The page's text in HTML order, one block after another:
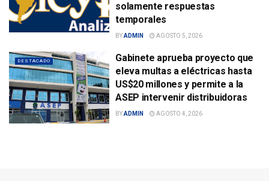
solamente respuestas
temporales
BYADMIN AGOSTO 5, 2026
DESTACADO
Gabinete aprueba proyecto que
eleva multas a eléctricas hasta
US$20 millones y permite a la
ASEP intervenir distribuidoras
BYADMIN AGOSTO 4, 2026